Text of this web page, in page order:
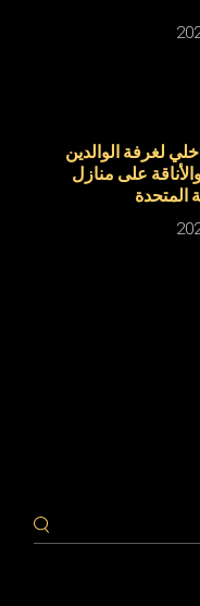
لغرفة الوالدين
على منازل
المتحدة